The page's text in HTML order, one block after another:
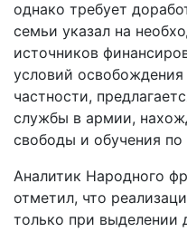
однако требует
семьи указал на
источников
условий освобождения
частности,
службы в армии,
свободы и обучения
Аналитик Народного
отметил, что
только при выделении